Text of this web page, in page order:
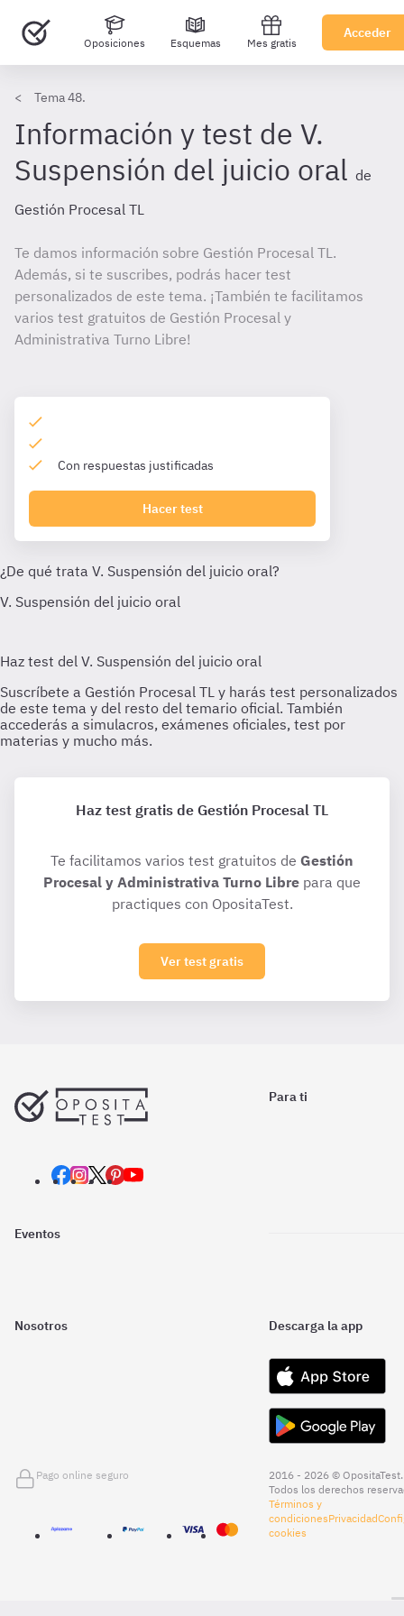
Oposiciones Esquemas Mes gratis
Acceder
Tema 48.
Información y test de V.
Suspensión del juicio oral de
Gestión Procesal TL
Te damos información sobre Gestión Procesal TL.
Además, si te suscribes, podrás hacer test
personalizados de este tema. ¡También te facilitamos
varios test gratuitos de Gestión Procesal y
Administrativa Turno Libre!
Con respuestas justificadas
Hacer test
Haz test gratis de Gestión Procesal TL
Te facilitamos varios test gratuitos de Gestión
Procesal y Administrativa Turno Libre para que
practiques con OpositaTest.
Ver test gratis
Para ti
Eventos
Nosotros Descarga la app
Pago online seguro
2016 - 2026 © OpositaTest.
Todos los derechos
Términos y
condicionesPrivacidad
cookies